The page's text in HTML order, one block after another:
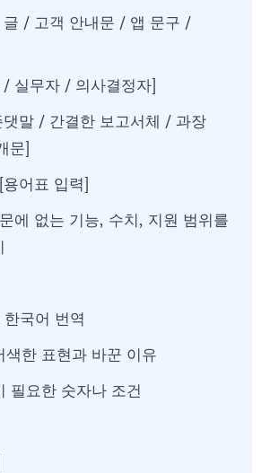
글 / 고객 안내문 / 앱 문구 /
실무자 / 의사결정자]
말 / 간결한 보고서체 / 과장
문]
어표 입력]
에 없는 기능, 수치, 지원 범위를
국어 번역
색한 표현과 바꾼 이유
필요한 숫자나 조건